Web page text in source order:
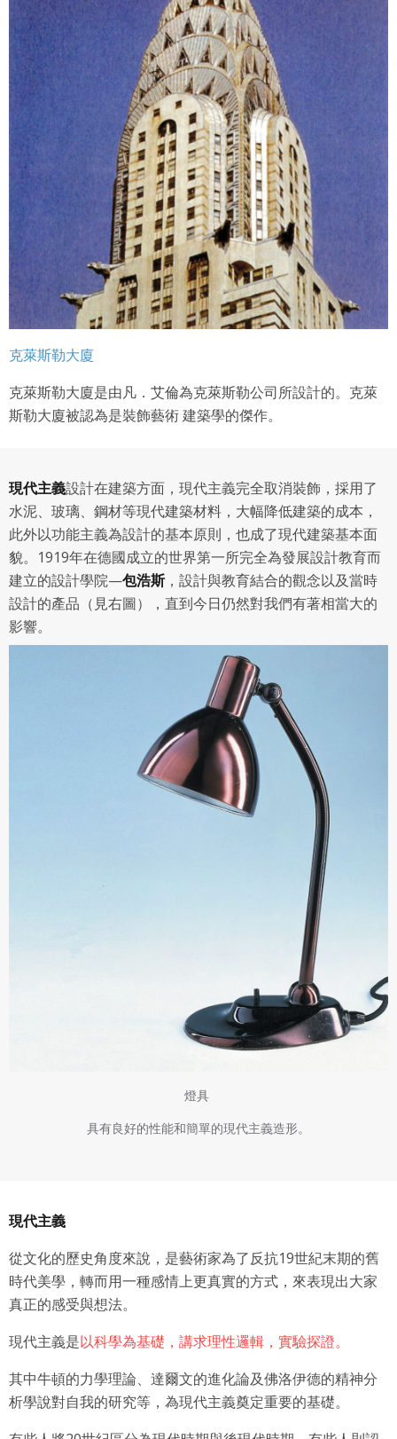
克萊斯勒大廈
克萊斯勒大廈是由凡．艾倫為克萊斯勒公司所設計的。克萊
斯勒大廈被認為是裝飾藝術 建築學的傑作。
現代主義設計在建築方面，現代主義完全取消裝飾，採用了
水泥、玻璃、鋼材等現代建築材料，大幅降低建築的成本，
此外以功能主義為設計的基本原則，也成了現代建築基本面
貌。1919年在德國成立的世界第一所完全為發展設計教育而
建立的設計學院—包浩斯，設計與教育結合的觀念以及當時
設計的產品（見右圖），直到今日仍然對我們有著相當大的
影響。
燈具
具有良好的性能和簡單的現代主義造形。
現代主義
從文化的歷史角度來說，是藝術家為了反抗19世紀末期的舊
時代美學，轉而用一種感情上更真實的方式，來表現出大家
真正的感受與想法。
現代主義是以科學為基礎，講求理性邏輯，實驗探證。
其中牛頓的力學理論、達爾文的進化論及佛洛伊德的精神分
析學說對自我的研究等，為現代主義奠定重要的基礎。
想起密碼了嗎？點擊立刻登入
四、會員授權
會員享有其創作之衍生著作的著作權，但會員同意吉寶系統
公司得於該著作權存續期間內無償使用，包括再授權之權
本條約定不因本合約終止而失效。
五、聲明保證
會員聲明並保證會員於使用本系統時創作、上傳或張貼的著
作物，會員享有所有權或經合法授權。
如會員違反前項約定致吉寶系統公司遭追訴、請求或求償
者，吉寶系統公司應立即通知會員，必要時本系統得移除爭
議內容。會員應協助相關程序並負擔吉寶系統公司因此所生
支出（包括律師費用）、損害及損失。
六、終止
會員違反本合約或本系統任一規定者，吉寶系統公司得終止
本合約。
償或賠償。
七、合意管轄
院。